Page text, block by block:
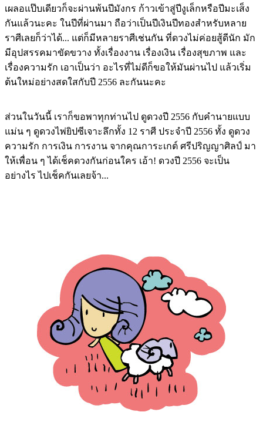
เผลอแป๊บเดียวก็จะผ่านพ้นปีมังกร ก้าวเข้าสู่ปีงูเล็กหรือปีมะเส็ง
กันแล้วนะคะ ในปีที่ผ่านมา ถือว่าเป็นปีเงินปีทองสำหรับหลาย
ราศีเลยก็ว่าได้... แต่ก็มีหลายราศีเช่นกัน ที่ดวงไม่ค่อยสู้ดีนัก มัก
มีอุปสรรคมาขัดขวาง ทั้งเรื่องงาน เรื่องเงิน เรื่องสุขภาพ และ
เรื่องความรัก เอาเป็นว่า อะไรที่ไม่ดีก็ขอให้มันผ่านไป แล้วเริ่ม
ต้นใหม่อย่างสดใสกับปี 2556 ละกันนะคะ
ส่วนในวันนี้ เราก็ขอพาทุกท่านไป ดูดวงปี 2556 กับคำนายแบบ
แม่น ๆ ดูดวงไพ่ยิปซีเจาะลึกทั้ง 12 ราศี ประจำปี 2556 ทั้ง ดูดวง
ความรัก การเงิน การงาน จากคุณการะเกต์ ศรีปริญญาศิลป์ มา
ให้เพื่อน ๆ ได้เช็คดวงกันก่อนใคร เอ้า! ดวงปี 2556 จะเป็น
อย่างไร ไปเช็คกันเลยจ้า...